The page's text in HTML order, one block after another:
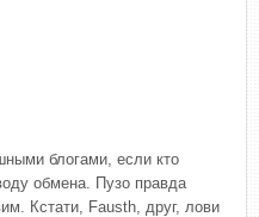
блогами, если кто
обмена. Пузо правда
Кстати, Fausth, друг, лови